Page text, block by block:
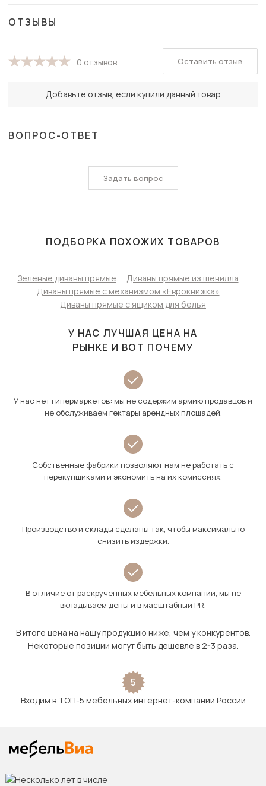
ОТЗЫВЫ
0 отзывов
Добавьте отзыв, если купили данный товар
Оставить отзыв
ВОПРОС-ОТВЕТ
Задать вопрос
ПОДБОРКА ПОХОЖИХ ТОВАРОВ
Зеленые диваны прямые
Диваны прямые из шенилла
Диваны прямые с механизмом «Еврокнижка»
Диваны прямые с ящиком для белья
У НАС ЛУЧШАЯ ЦЕНА НА
РЫНКЕ И ВОТ ПОЧЕМУ
У нас нет гипермаркетов: мы не содержим армию продавцов и
не обслуживаем гектары арендных площадей.
Собственные фабрики позволяют нам не работать с
перекупщиками и экономить на их комиссиях.
Производство и склады сделаны так, чтобы максимально
снизить издержки.
В отличие от раскрученных мебельных компаний, мы не
вкладываем деньги в масштабный PR.
В итоге цена на нашу продукцию ниже, чем у конкурентов.
Некоторые позиции могут быть дешевле в 2-3 раза.
5
Входим в ТОП-5 мебельных интернет-компаний России